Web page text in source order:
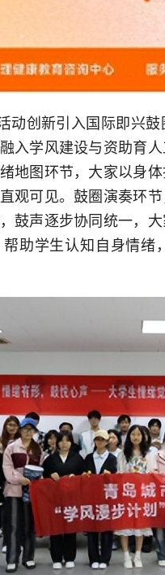
动创新引入国际即兴
入学风建设与资助育
地图环节，大家以身
观可见。鼓圈演奏环
鼓声逐步协同统一，
助学生认知自身情